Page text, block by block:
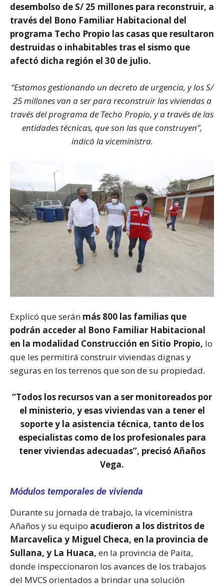
desembolso de S/ 25 millones para reconstruir, a
través del Bono Familiar Habitacional del
programa Techo Propio las casas que resultaron
destruidas o inhabitables tras el sismo que
afectó dicha región el 30 de julio.
“Estamos gestionando un decreto de urgencia, y los S/
25 millones van a ser para reconstruir las viviendas a
través del programa de Techo Propio, y a través de las
entidades técnicas, que son las que construyen”,
indicó la viceministra.
Explicó que serán más 800 las familias que
podrán acceder al Bono Familiar Habitacional
en la modalidad Construcción en Sitio Propio, lo
que les permitirá construir viviendas dignas y
seguras en los terrenos que son de su propiedad.
“Todos los recursos van a ser monitoreados por
el ministerio, y esas viviendas van a tener el
soporte y la asistencia técnica, tanto de los
especialistas como de los profesionales para
tener viviendas adecuadas”, precisó Añaños
Vega.
Módulos temporales de vivienda
Durante su jornada de trabajo, la viceministra
Añaños y su equipo acudieron a los distritos de
Marcavelica y Miguel Checa, en la provincia de
Sullana, y La Huaca, en la provincia de Paita,
donde inspeccionaron los avances de los trabajos
del MVCS orientados a brindar una solución